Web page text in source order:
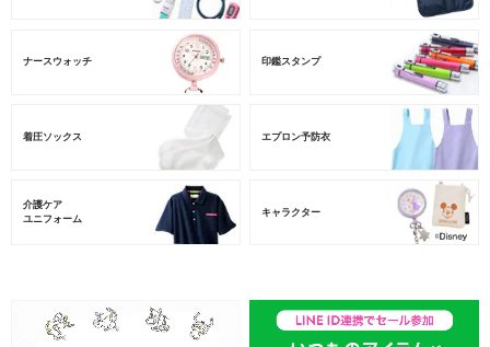
ナースウォッチ 印鑑スタンプ
着圧ソックス エプロン予防衣
介護ケア
ユニフォーム
キャラクター